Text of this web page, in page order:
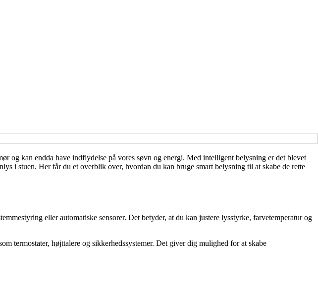
og kan endda have indflydelse på vores søvn og energi. Med intelligent belysning er det blevet
i stuen. Her får du et overblik over, hvordan du kan bruge smart belysning til at skabe de rette
eller automatiske sensorer. Det betyder, at du kan justere lysstyrke, farvetemperatur og
termostater, højttalere og sikkerhedssystemer. Det giver dig mulighed for at skabe